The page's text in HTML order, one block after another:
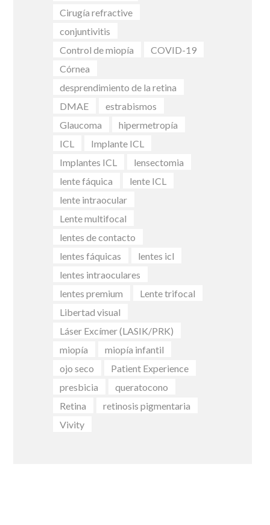
Cirugía refractive
conjuntivitis
Control de miopía
COVID-19
Córnea
desprendimiento de la retina
DMAE
estrabismos
Glaucoma
hipermetropía
ICL
Implante ICL
Implantes ICL
lensectomia
lente fáquica
lente ICL
lente intraocular
Lente multifocal
lentes de contacto
lentes fáquicas
lentes icl
lentes intraoculares
lentes premium
Lente trifocal
Libertad visual
Láser Excímer (LASIK/PRK)
miopía
miopía infantil
ojo seco
Patient Experience
presbicia
queratocono
Retina
retinosis pigmentaria
Vivity